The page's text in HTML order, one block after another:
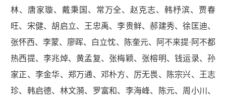
林、唐家璇、戴秉国、常万全、赵克志、韩杼滨、贾春
旺、宋健、胡启立、王忠禹、李贵鲜、郝建秀、徐匡迪、
张怀西、李蒙、廖晖、白立忱、陈奎元、阿不来提·阿不都
热西提、李兆焯、黄孟复、张梅颖、张榕明、钱运录、孙
家正、李金华、郑万通、邓朴方、厉无畏、陈宗兴、王志
珍、韩启德、林文漪、罗富和、李海峰、陈元、周小川、